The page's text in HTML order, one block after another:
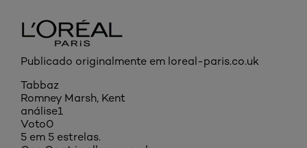
Publicado originalmente em loreal-paris.co.uk
Tabbaz
Romney Marsh, Kent
análise1
Voto0
5 em 5 estrelas.